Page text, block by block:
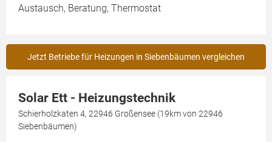
Austausch, Beratung, Thermostat
Jetzt Betriebe für Heizungen in Siebenbäumen vergleichen
Solar Ett - Heizungstechnik
Schierholzkaten 4, 22946 Großensee (19km von 22946
Siebenbäumen)